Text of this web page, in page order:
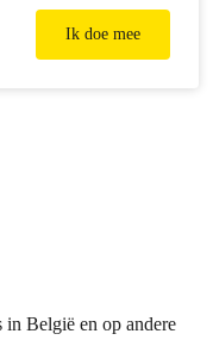
Ik doe mee
België en op andere